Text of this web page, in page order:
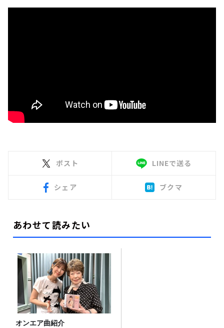
ポスト LINEで送る
シェア ブクマ
あわせて読みたい
オンエア曲紹介